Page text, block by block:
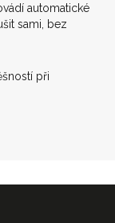
automatické
sami, bez
při